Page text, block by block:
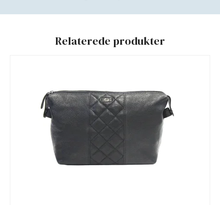
Relaterede produkter